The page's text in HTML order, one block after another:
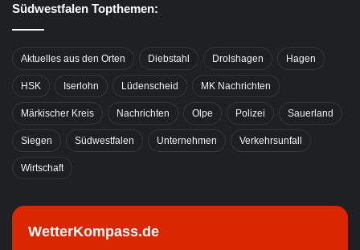
Südwestfalen Topthemen:
Aktuelles aus den Orten Diebstahl Drolshagen Hagen
HSK Iserlohn Lüdenscheid MK Nachrichten
Märkischer Kreis Nachrichten Olpe Polizei Sauerland
Siegen Südwestfalen Unternehmen Verkehrsunfall
Wirtschaft
WetterKompass.de